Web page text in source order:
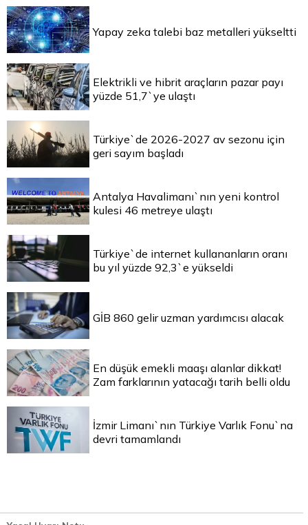
Yapay zeka talebi baz metalleri yükseltti
Elektrikli ve hibrit araçların pazar payı
yüzde 51,7`ye ulaştı
Türkiye`de 2026-2027 av sezonu için
geri sayım başladı
Antalya Havalimanı`nın yeni kontrol
kulesi 46 metreye ulaştı
Türkiye`de internet kullananların oranı
bu yıl yüzde 92,3`e yükseldi
GİB 860 gelir uzman yardımcısı alacak
En düşük emekli maaşı alanlar dikkat!
Zam farklarının yatacağı tarih belli oldu
İzmir Limanı`nın Türkiye Varlık Fonu`na
devri tamamlandı